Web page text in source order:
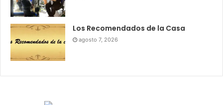
Los Recomendados de la Casa
agosto 7, 2026